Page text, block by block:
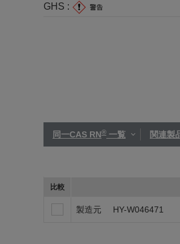
GHS :
同一CAS RN® 一覧 関連製
比較
製造元 HY-W046471